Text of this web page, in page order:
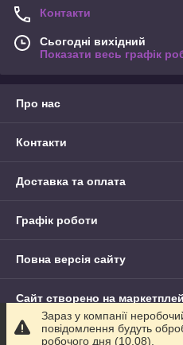
Контакти
Сьогодні вихідний
Показати весь графік
Про нас
Контакти
Доставка та оплата
Графік роботи
Повна версія сайту
Сайт створено на
Політика конфіденційності
Зараз у компанії
повідомлення будуть
робочого дня (10.08).